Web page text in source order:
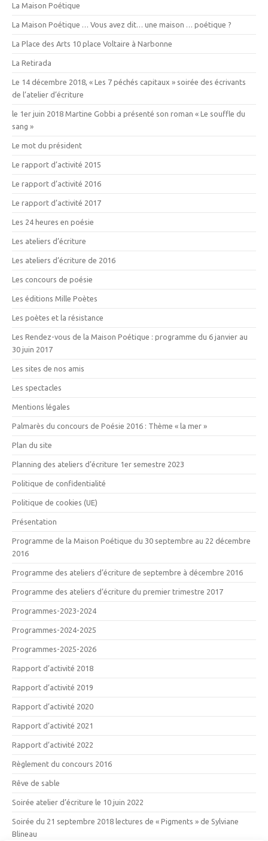
La Maison Poétique
La Maison Poétique … Vous avez dit… une maison … poétique ?
La Place des Arts 10 place Voltaire à Narbonne
La Retirada
Le 14 décembre 2018, « Les 7 péchés capitaux » soirée des écrivants
de l’atelier d’écriture
le 1er juin 2018 Martine Gobbi a présenté son roman « Le souffle du
sang »
Le mot du président
Le rapport d’activité 2015
Le rapport d’activité 2016
Le rapport d’activité 2017
Les 24 heures en poésie
Les ateliers d’écriture
Les ateliers d’écriture de 2016
Les concours de poésie
Les éditions Mille Poètes
Les poètes et la résistance
Les Rendez-vous de la Maison Poétique : programme du 6 janvier au
30 juin 2017
Les sites de nos amis
Les spectacles
Mentions légales
Palmarès du concours de Poésie 2016 : Thème « la mer »
Plan du site
Planning des ateliers d’écriture 1er semestre 2023
Politique de confidentialité
Politique de cookies (UE)
Présentation
Programme de la Maison Poétique du 30 septembre au 22 décembre
2016
Programme des ateliers d’écriture de septembre à décembre 2016
Programme des ateliers d’écriture du premier trimestre 2017
Programmes-2023-2024
Programmes-2024-2025
Programmes-2025-2026
Rapport d’activité 2018
Rapport d’activité 2019
Rapport d’activité 2020
Rapport d’activité 2021
Rapport d’activité 2022
Règlement du concours 2016
Rêve de sable
Soirée atelier d’écriture le 10 juin 2022
Soirée du 21 septembre 2018 lectures de « Pigments » de Sylviane
Blineau